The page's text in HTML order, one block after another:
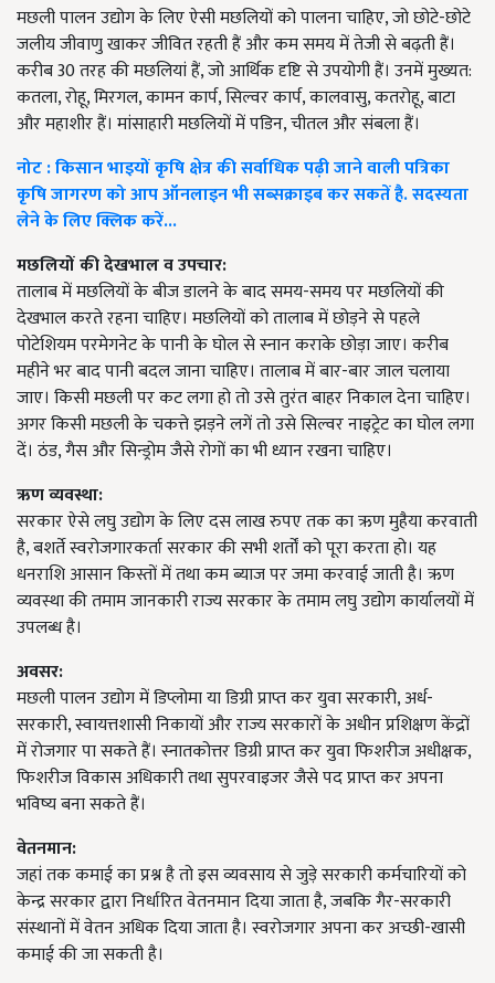
मछली पालन उद्योग के लिए ऐसी मछलियों को पालना चाहिए, जो छोटे-छोटे
जलीय जीवाणु खाकर जीवित रहती हैं और कम समय में तेजी से बढ़ती हैं।
करीब 30 तरह की मछलियां हैं, जो आर्थिक दृष्टि से उपयोगी हैं। उनमें मुख्यत:
कतला, रोहू, मिरगल, कामन कार्प, सिल्वर कार्प, कालवासु, कतरोहू, बाटा
और महाशीर हैं। मांसाहारी मछलियों में पडिन, चीतल और संबला हैं।
नोट : किसान भाइयों कृषि क्षेत्र की सर्वाधिक पढ़ी जाने वाली पत्रिका
कृषि जागरण को आप ऑनलाइन भी सब्सक्राइब कर सकतें है. सदस्यता
लेने के लिए क्लिक करें...
मछलियों की देखभाल व उपचार:
तालाब में मछलियों के बीज डालने के बाद समय-समय पर मछलियों की
देखभाल करते रहना चाहिए। मछलियों को तालाब में छोड़ने से पहले
पोटेशियम परमेगनेट के पानी के घोल से स्नान कराके छोड़ा जाए। करीब
महीने भर बाद पानी बदल जाना चाहिए। तालाब में बार-बार जाल चलाया
जाए। किसी मछली पर कट लगा हो तो उसे तुरंत बाहर निकाल देना चाहिए।
अगर किसी मछली के चकत्ते झड़ने लगें तो उसे सिल्वर नाइट्रेट का घोल लगा
दें। ठंड, गैस और सिन्ड्रोम जैसे रोगों का भी ध्यान रखना चाहिए।
ऋण व्यवस्था:
सरकार ऐसे लघु उद्योग के लिए दस लाख रुपए तक का ऋण मुहैया करवाती
है, बशर्ते स्वरोजगारकर्ता सरकार की सभी शर्तों को पूरा करता हो। यह
धनराशि आसान किस्तों में तथा कम ब्याज पर जमा करवाई जाती है। ऋण
व्यवस्था की तमाम जानकारी राज्य सरकार के तमाम लघु उद्योग कार्यालयों में
उपलब्ध है।
अवसर:
मछली पालन उद्योग में डिप्लोमा या डिग्री प्राप्त कर युवा सरकारी, अर्ध-
सरकारी, स्वायत्तशासी निकायों और राज्य सरकारों के अधीन प्रशिक्षण केंद्रों
में रोजगार पा सकते हैं। स्नातकोत्तर डिग्री प्राप्त कर युवा फिशरीज अधीक्षक,
फिशरीज विकास अधिकारी तथा सुपरवाइजर जैसे पद प्राप्त कर अपना
भविष्य बना सकते हैं।
वेतनमान:
जहां तक कमाई का प्रश्न है तो इस व्यवसाय से जुड़े सरकारी कर्मचारियों को
केन्द्र सरकार द्वारा निर्धारित वेतनमान दिया जाता है, जबकि गैर-सरकारी
संस्थानों में वेतन अधिक दिया जाता है। स्वरोजगार अपना कर अच्छी-खासी
कमाई की जा सकती है।